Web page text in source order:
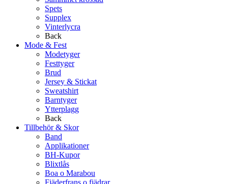
Spets
Supplex
Vinterlycra
Back
Mode & Fest
Modetyger
Festtyger
Brud
Jersey & Stickat
Sweatshirt
Barntyger
Ytterplagg
Back
Tillbehör & Skor
Band
Applikationer
BH-Kupor
Blixtlås
Boa o Marabou